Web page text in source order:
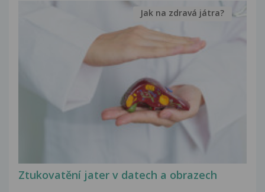
Ztukovatění jater v datech a obrazech
Jak na zdravá játra?